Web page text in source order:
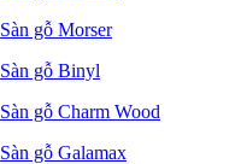
Sàn gỗ Morser
Sàn gỗ Binyl
Sàn gỗ Charm Wood
Sàn gỗ Galamax